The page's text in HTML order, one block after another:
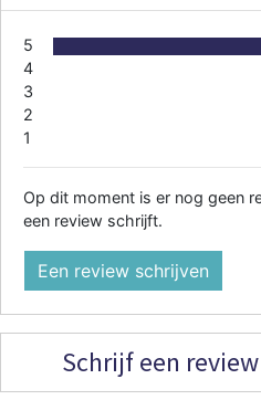
5
4
3
2
1
Op dit moment is er nog geen
een review schrijft.
Een review schrijven
Schrijf een review